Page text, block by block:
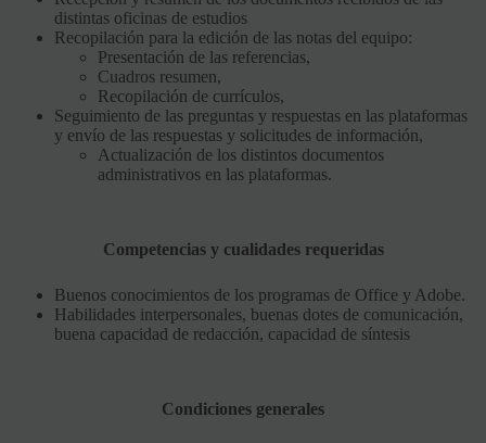
distintas oficinas de estudios
Recopilación para la edición de las notas del equipo:
Presentación de las referencias,
Cuadros resumen,
Recopilación de currículos,
Seguimiento de las preguntas y respuestas en las plataformas
y envío de las respuestas y solicitudes de información,
Actualización de los distintos documentos
administrativos en las plataformas.
Competencias y cualidades requeridas
Buenos conocimientos de los programas de Office y Adobe.
Habilidades interpersonales, buenas dotes de comunicación,
buena capacidad de redacción, capacidad de síntesis
Condiciones generales